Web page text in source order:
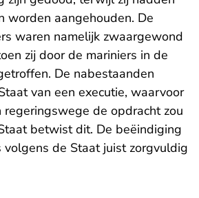
worden aangehouden. De
waren namelijk zwaargewond
zij door de mariniers in de
De nabestaanden
van een executie, waarvoor
regeringswege de opdracht zou
betwist dit. De beëindiging
volgens de Staat juist zorgvuldig